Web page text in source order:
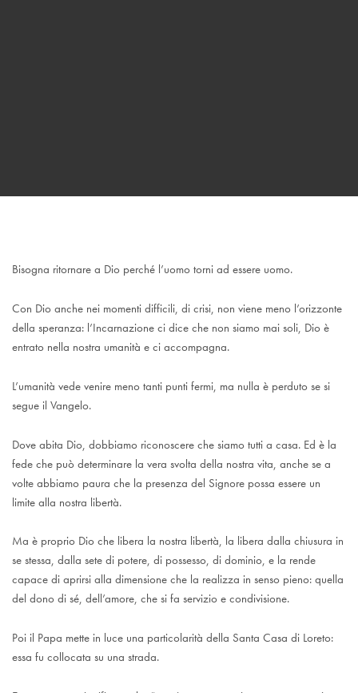
Bisogna ritornare a Dio perché l’uomo torni ad essere uomo.
Con Dio anche nei momenti difficili, di crisi, non viene meno l’orizzonte
della speranza: l’Incarnazione ci dice che non siamo mai soli, Dio è
entrato nella nostra umanità e ci accompagna.
L’umanità vede venire meno tanti punti fermi, ma nulla è perduto se si
segue il Vangelo.
Dove abita Dio, dobbiamo riconoscere che siamo tutti a casa. Ed è la
fede che può determinare la vera svolta della nostra vita, anche se a
volte abbiamo paura che la presenza del Signore possa essere un
limite alla nostra libertà.
Ma è proprio Dio che libera la nostra libertà, la libera dalla chiusura in
se stessa, dalla sete di potere, di possesso, di dominio, e la rende
capace di aprirsi alla dimensione che la realizza in senso pieno: quella
del dono di sé, dell’amore, che si fa servizio e condivisione.
Poi il Papa mette in luce una particolarità della Santa Casa di Loreto:
essa fu collocata su una strada.